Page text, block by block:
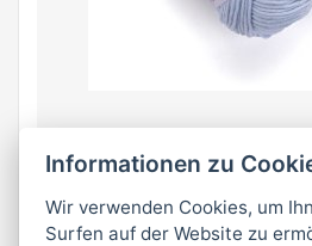
3225
auf Lager 8
Informationen zu
Wir verwenden Cookies, um
Surfen auf der Website zu